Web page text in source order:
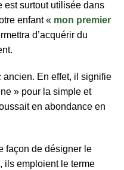
enfant « mon premier
d’acquérir du
» pour la simple et
en abondance en
façon de désigner le
ils emploient le terme